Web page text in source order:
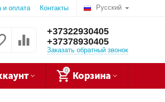
Русский
и оплата Контакты
+37322930405
+37378930405
Заказать обратный звонок
0
Корзина